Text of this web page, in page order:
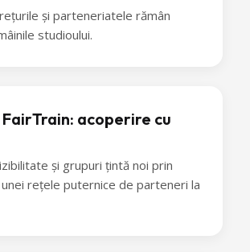
și parteneriatele rămân
studioului.
acoperire cu
și grupuri țintă noi prin
rețele puternice de parteneri la